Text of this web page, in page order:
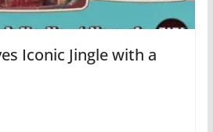
Iconic Jingle with a